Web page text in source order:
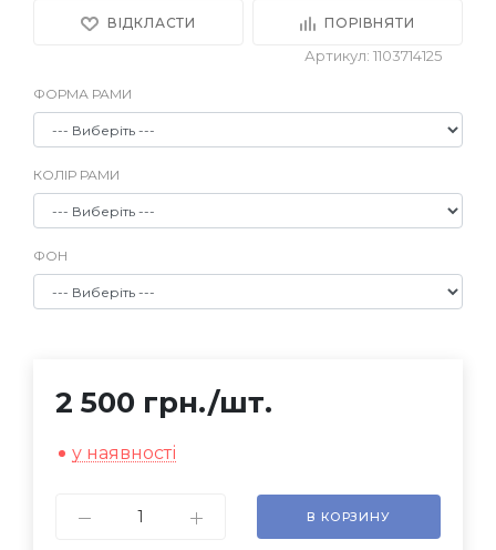
ВІДКЛАСТИ ПОРІВНЯТИ
Артикул: 1103714125
ФОРМА РАМИ
КОЛІР РАМИ
ФОН
2 500 грн./шт.
у наявності
В КОРЗИНУ